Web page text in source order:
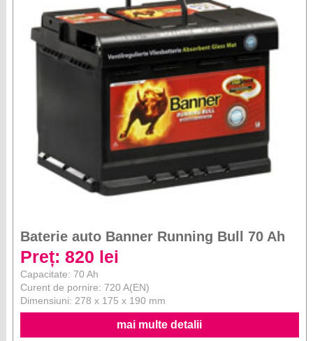
Baterie auto Banner Running Bull 70 Ah
Preț: 820 lei
Capacitate: 70 Ah
Curent de pornire: 720 A(EN)
Dimensiuni: 278 x 175 x 190 mm
mai multe detalii